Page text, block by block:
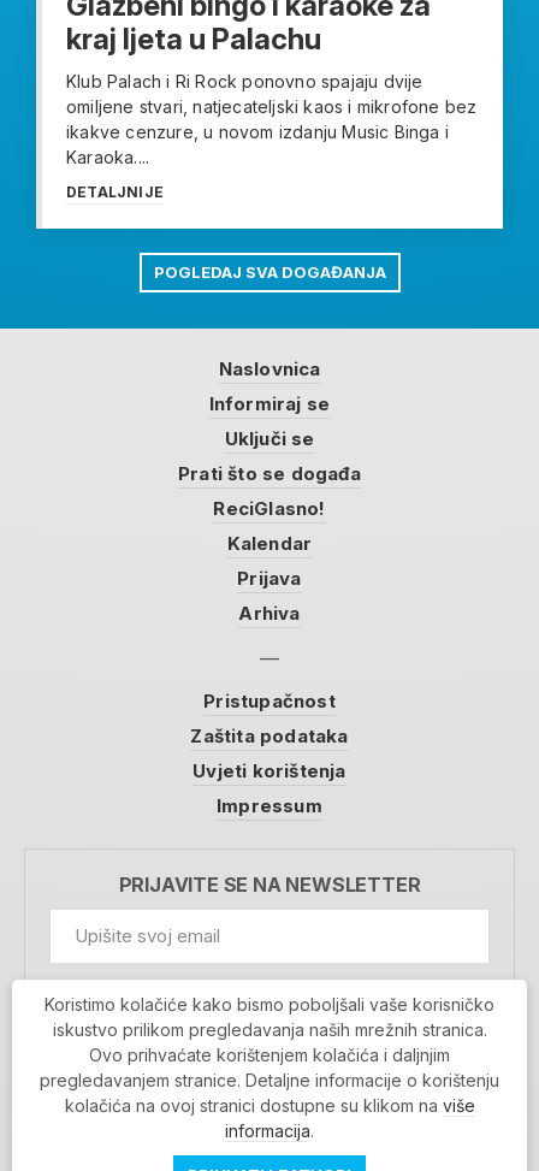
kraj ljeta u Palachu
Klub Palach i Ri Rock ponovno spajaju dvije
omiljene stvari, natjecateljski kaos i mikrofone bez
ikakve cenzure, u novom izdanju Music Binga i
Karaoka....
DETALJNIJE
POGLEDAJ SVA DOGAĐANJA
Naslovnica
Informiraj se
Uključi se
Prati što se događa
ReciGlasno!
Kalendar
Prijava
Arhiva
Pristupačnost
Zaštita podataka
Uvjeti korištenja
Impressum
PRIJAVITE SE NA NEWSLETTER
Prihvaćam da se moji podaci spremaju u bazu
podataka i koriste u svrhu slanja MojaRijeka
newslettera
MOJARIJEKA NEWSLETTER
PRIJAVI SE
Koristimo kolačiće kako bismo poboljšali vaše korisničko
iskustvo prilikom pregledavanja naših mrežnih stranica.
Ovo prihvaćate korištenjem kolačića i daljnjim
pregledavanjem stranice. Detaljne informacije o korištenju
kolačića na ovoj stranici dostupne su klikom na više
informacija.